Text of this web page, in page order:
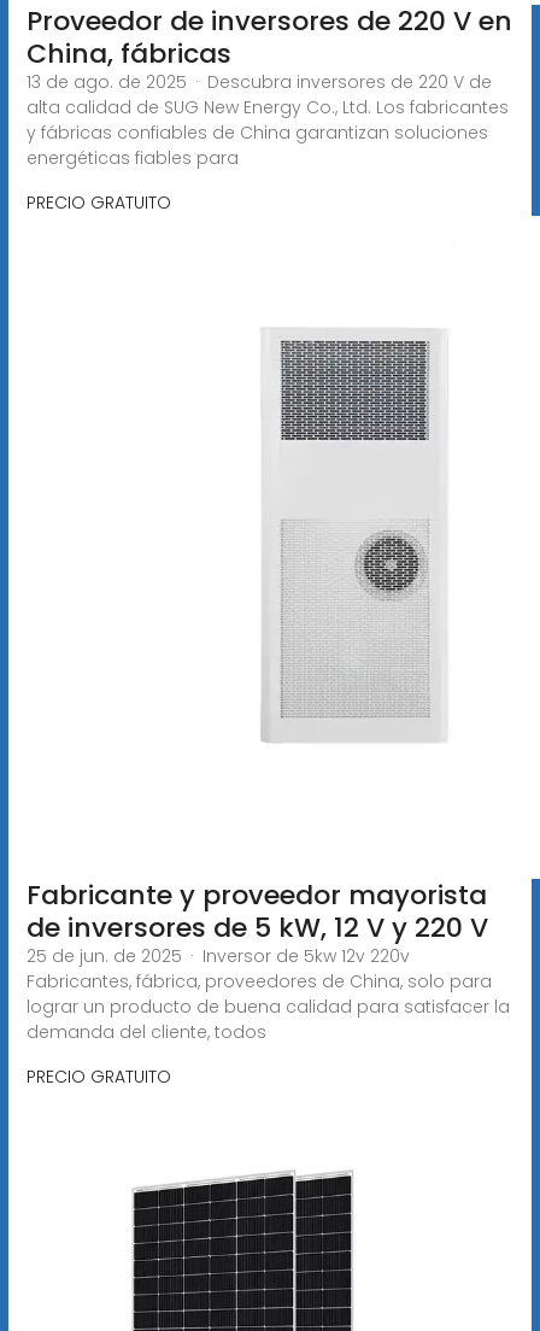
Proveedor de inversores de 220 V en
China, fábricas
13 de ago. de 2025 · Descubra inversores de 220 V de
alta calidad de SUG New Energy Co., Ltd. Los fabricantes
y fábricas confiables de China garantizan soluciones
energéticas fiables para
PRECIO GRATUITO
Fabricante y proveedor mayorista
de inversores de 5 kW, 12 V y 220 V
25 de jun. de 2025 · Inversor de 5kw 12v 220v
Fabricantes, fábrica, proveedores de China, solo para
lograr un producto de buena calidad para satisfacer la
demanda del cliente, todos
PRECIO GRATUITO